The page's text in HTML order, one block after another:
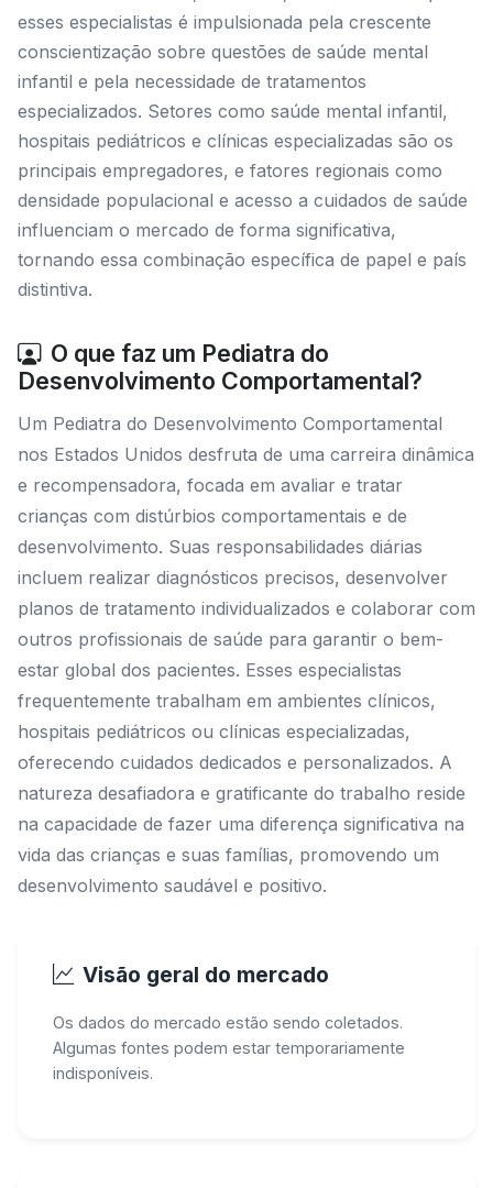
esses especialistas é impulsionada pela crescente
conscientização sobre questões de saúde mental
infantil e pela necessidade de tratamentos
especializados. Setores como saúde mental infantil,
hospitais pediátricos e clínicas especializadas são os
principais empregadores, e fatores regionais como
densidade populacional e acesso a cuidados de saúde
influenciam o mercado de forma significativa,
tornando essa combinação específica de papel e país
distintiva.
O que faz um Pediatra do
Desenvolvimento Comportamental?
Um Pediatra do Desenvolvimento Comportamental
nos Estados Unidos desfruta de uma carreira dinâmica
e recompensadora, focada em avaliar e tratar
crianças com distúrbios comportamentais e de
desenvolvimento. Suas responsabilidades diárias
incluem realizar diagnósticos precisos, desenvolver
planos de tratamento individualizados e colaborar com
outros profissionais de saúde para garantir o bem-
estar global dos pacientes. Esses especialistas
frequentemente trabalham em ambientes clínicos,
hospitais pediátricos ou clínicas especializadas,
oferecendo cuidados dedicados e personalizados. A
natureza desafiadora e gratificante do trabalho reside
na capacidade de fazer uma diferença significativa na
vida das crianças e suas famílias, promovendo um
desenvolvimento saudável e positivo.
Visão geral do mercado
Os dados do mercado estão sendo coletados.
Algumas fontes podem estar temporariamente
indisponíveis.